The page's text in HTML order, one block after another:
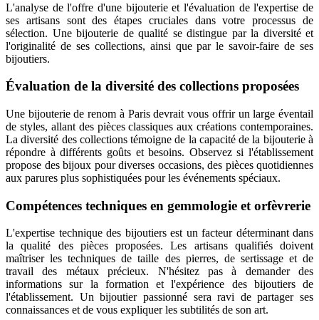
L'analyse de l'offre d'une bijouterie et l'évaluation de l'expertise de
ses artisans sont des étapes cruciales dans votre processus de
sélection. Une bijouterie de qualité se distingue par la diversité et
l'originalité de ses collections, ainsi que par le savoir-faire de ses
bijoutiers.
Évaluation de la diversité des collections proposées
Une bijouterie de renom à Paris devrait vous offrir un large éventail
de styles, allant des pièces classiques aux créations contemporaines.
La diversité des collections témoigne de la capacité de la bijouterie à
répondre à différents goûts et besoins. Observez si l'établissement
propose des bijoux pour diverses occasions, des pièces quotidiennes
aux parures plus sophistiquées pour les événements spéciaux.
Compétences techniques en gemmologie et orfèvrerie
L'expertise technique des bijoutiers est un facteur déterminant dans
la qualité des pièces proposées. Les artisans qualifiés doivent
maîtriser les techniques de taille des pierres, de sertissage et de
travail des métaux précieux. N'hésitez pas à demander des
informations sur la formation et l'expérience des bijoutiers de
l'établissement. Un bijoutier passionné sera ravi de partager ses
connaissances et de vous expliquer les subtilités de son art.